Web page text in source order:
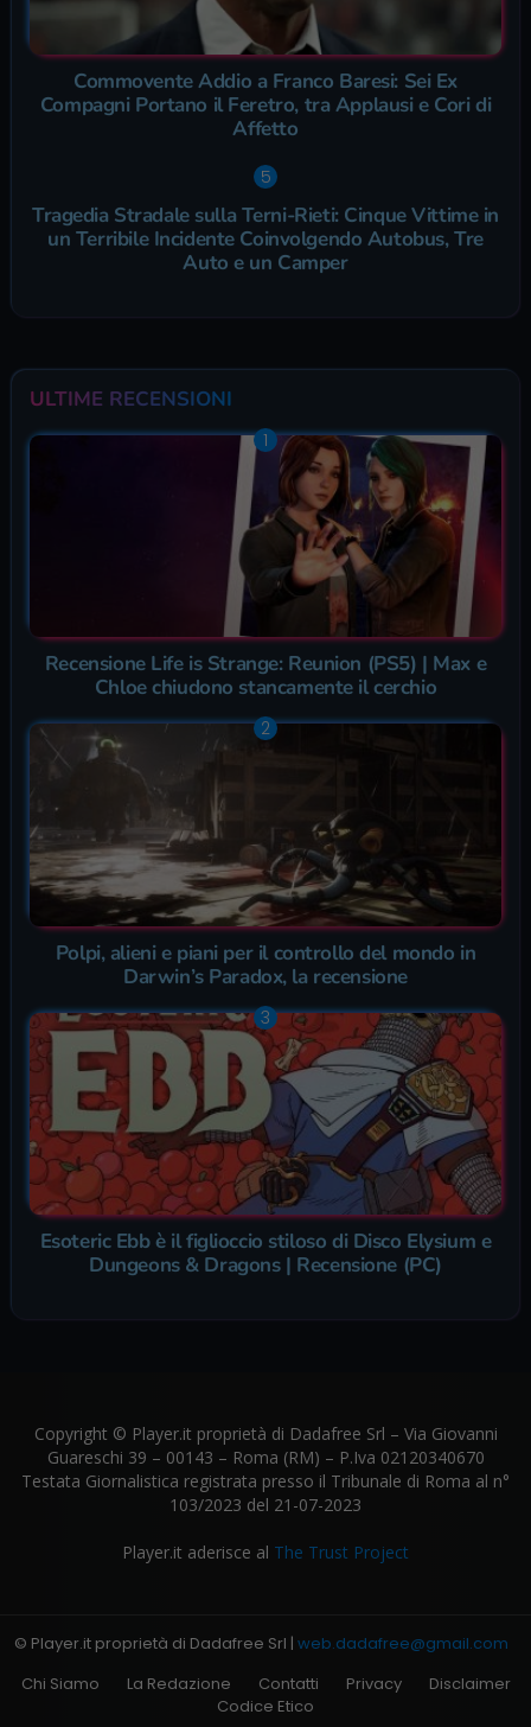
Commovente Addio a Franco Baresi: Sei Ex
Compagni Portano il Feretro, tra Applausi e Cori di
Affetto
Tragedia Stradale sulla Terni-Rieti: Cinque Vittime in
un Terribile Incidente Coinvolgendo Autobus, Tre
Auto e un Camper
ULTIME RECENSIONI
Recensione Life is Strange: Reunion (PS5) | Max e
Chloe chiudono stancamente il cerchio
Polpi, alieni e piani per il controllo del mondo in
Darwin’s Paradox, la recensione
Esoteric Ebb è il figlioccio stiloso di Disco Elysium e
Dungeons & Dragons | Recensione (PC)
Copyright © Player.it proprietà di Dadafree Srl – Via Giovanni
Guareschi 39 – 00143 – Roma (RM) – P.Iva 02120340670
Testata Giornalistica registrata presso il Tribunale di Roma al n°
103/2023 del 21-07-2023
Player.it aderisce al The Trust Project
© Player.it proprietà di Dadafree Srl | web.dadafree@gmail.com
Chi Siamo
La Redazione Contatti Privacy
Disclaimer
Codice Etico